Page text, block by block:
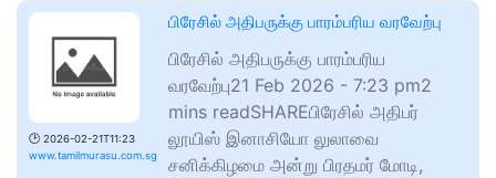
🕑 2026-02-21T11:23
www.tamilmurasu.com.sg
பிரேசில் அதிபருக்கு பாரம்பரிய வரவேற்பு
பிரேசில் அதிபருக்கு பாரம்பரிய
வரவேற்பு21 Feb 2026 - 7:23 pm2
mins readSHAREபிரேசில் அதிபர்
லூயிஸ் இனாசியோ லுலாவை
சனிக்கிழமை அன்று பிரதமர் மோடி,